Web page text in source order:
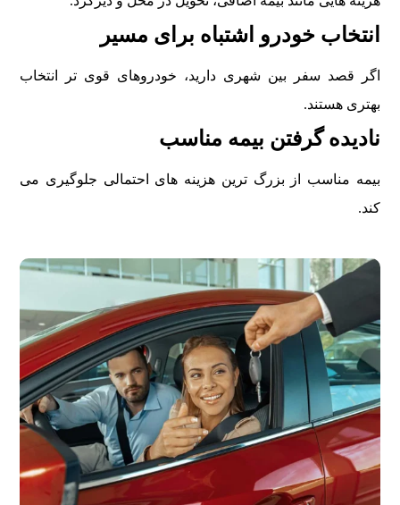
انتخاب خودرو اشتباه برای مسیر
اگر قصد سفر بین شهری دارید، خودروهای قوی تر انتخاب
بهتری هستند.
نادیده گرفتن بیمه مناسب
بیمه مناسب از بزرگ ترین هزینه های احتمالی جلوگیری می
کند.